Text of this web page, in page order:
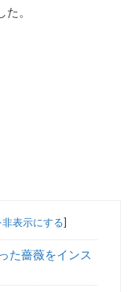
。
非表示にする]
た薔薇をインス